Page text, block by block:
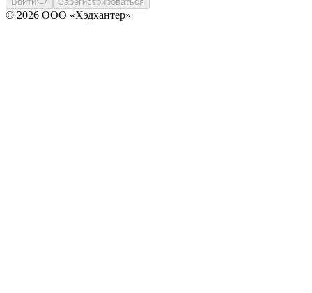
© 2026 ООО «Хэдхантер»